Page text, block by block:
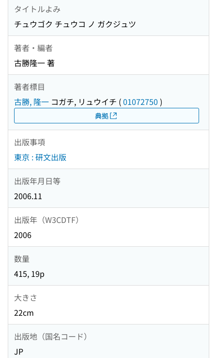
タイトルよみ
チュウゴク チュウコ ノ ガクジュツ
著者・編者
古勝隆一 著
著者標目
古勝, 隆一 コガチ, リュウイチ (01072750 )
典拠
出版事項
東京 : 研文出版
出版年月日等
2006.11
出版年（W3CDTF）
2006
数量
415, 19p
大きさ
22cm
出版地（国名コード）
JP